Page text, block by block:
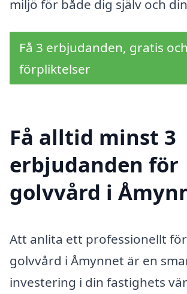
miljö för både dig själv och
Få 3 erbjudanden, gratis
förpliktelser
Få alltid minst 3
erbjudanden för
golvvård i
Att anlita ett professionellt
golvvård i Åmynnet är en
investering i din fastighets